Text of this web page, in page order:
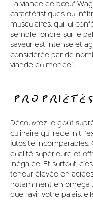
La viande de bœuf
caractéristiques ou
musculaires, qui lui
semble fondre sur le
saveur est intense et
considérée par de
viande du monde".
Découvrez le goût
culinaire qui redéfinit
jutosité
qualité supérieure et
inégalée. Et surtout,
teneur élevée en
notamment en oméga
que ravir votre palais,